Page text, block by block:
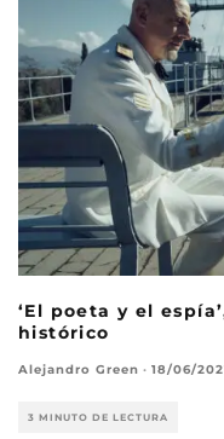
‘El poeta y el
histórico
Alejandro Green · 18/06/
3 MINUTO DE LECTURA